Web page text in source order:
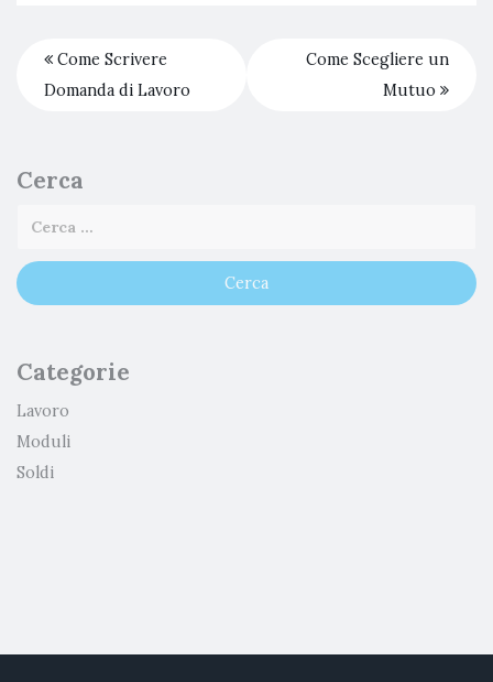
Come Scrivere
Domanda di Lavoro
Come Scegliere un
Mutuo
Cerca
Categorie
Lavoro
Moduli
Soldi